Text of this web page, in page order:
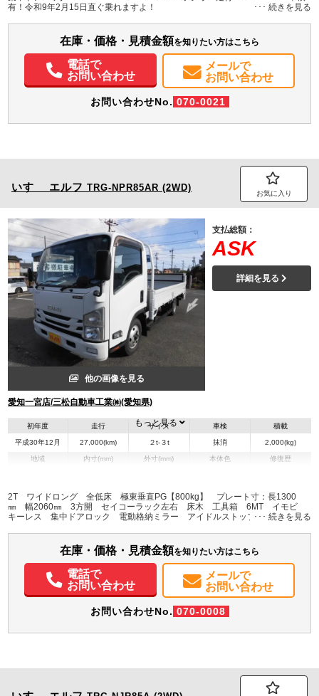
パワステ パワーウィンドウ ABS エアバッグ 集中ドアロック
記録簿（一部含む）
取扱説明書（一部含む） メンテナンスノート（保証書）
有！令和9年2月15日直ぐ乗れますよ！
在庫・価格・見積金額を知りたい方はこちら
電話で
お問い合わせ
メールで
お問い合わせ
お問い合わせNo. 070-0021
いすゞ エルフ TRG-NPR85AR (2WD)
お気に入り
他の画像を見る
愛知一宮店/三松自動車工業㈱(愛知県)
支払総額：
ASK
詳細を見る
初年度
平成30年12月
走行
27,000(km)
サイズ
２t-３t
車検
抹消
積載
2,000(kg)
地域 内寸(mm)
H:380
外寸(mm)
H:2,250
本体色 修復歴
装備情報
電動格納ミラー
ETC 記録簿（一部含む） 取扱説明書（一部含む）
もっと見る
2T ワイドロング 全低床 極東垂直PG【800kg】 プレート寸：長1300
㎜ 幅2060㎜ 3方開 セイコーラック左右 床木 工具箱 6MT イモビ
キーレス 集中ドアロック 電動格納ミラー アイドルストップ ASR
在庫・価格・見積金額を知りたい方はこちら
電話で
お問い合わせ
メールで
お問い合わせ
お問い合わせNo. 070-0008